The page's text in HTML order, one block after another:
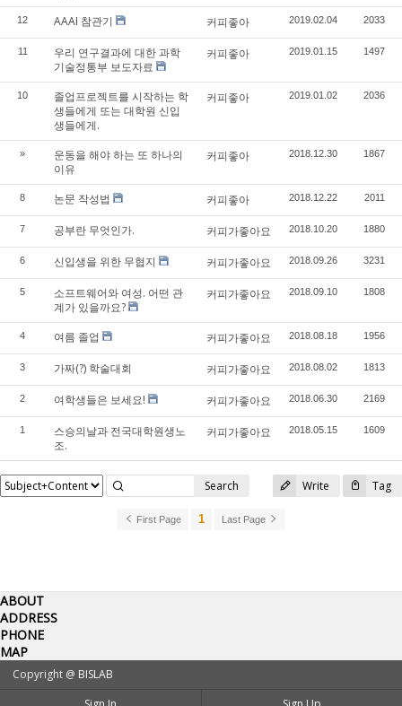
12 AAAI 참관기 커피좋아 2019.02.04 2033
11
우리 연구결과에 대한 과학
기술정통부 보도자료
커피좋아 2019.01.15 1497
10
졸업프로젝트를 시작하는 학
생들에게 또는 대학원 신입
생들에게.
커피좋아 2019.01.02 2036
»
운동을 해야 하는 또 하나의
이유
커피좋아 2018.12.30 1867
8 논문 작성법 커피좋아 2018.12.22 2011
7 공부란 무엇인가. 커피가좋아요 2018.10.20 1880
6 신입생을 위한 무협지 커피가좋아요 2018.09.26 3231
5
소프트웨어와 여성. 어떤 관
계가 있을까요?
커피가좋아요 2018.09.10 1808
4 여름 졸업 커피가좋아요 2018.08.18 1956
3 가짜(?) 학술대회 커피가좋아요 2018.08.02 1813
2 여학생들은 보세요! 커피가좋아요 2018.06.30 2169
1
스승의날과 전국대학원생노
조.
커피가좋아요 2018.05.15 1609
Write Tag
Search
First Page 1 Last Page
ABOUT
ADDRESS
PHONE
MAP
Copyright @ BISLAB